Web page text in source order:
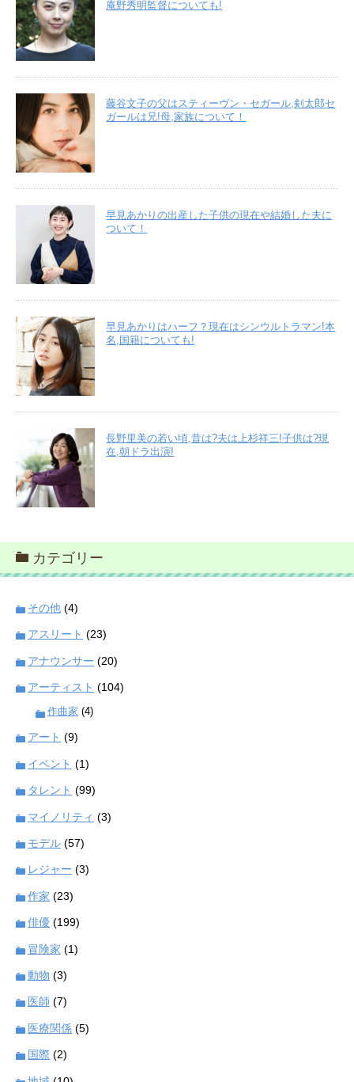
庵野秀明監督についても!
藤谷文子の父はスティーヴン・セガール,剣太郎セ
ガールは兄!母,家族について！
早見あかりの出産した子供の現在や結婚した夫に
ついて！
早見あかりはハーフ？現在はシンウルトラマン!本
名,国籍についても!
長野里美の若い頃,昔は?夫は上杉祥三!子供は?現
在,朝ドラ出演!
カテゴリー
その他 (4)
アスリート (23)
アナウンサー (20)
アーティスト (104)
作曲家 (4)
アート (9)
イベント (1)
タレント (99)
マイノリティ (3)
モデル (57)
レジャー (3)
作家 (23)
俳優 (199)
冒険家 (1)
動物 (3)
医師 (7)
医療関係 (5)
国際 (2)